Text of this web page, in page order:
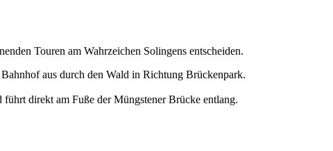
Touren am Wahrzeichen Solingens entscheiden.
aus durch den Wald in Richtung Brückenpark.
direkt am Fuße der Müngstener Brücke entlang.